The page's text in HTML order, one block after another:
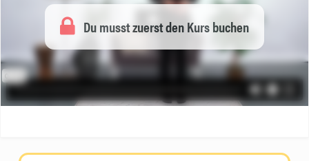
Du musst zuerst den Kurs buchen